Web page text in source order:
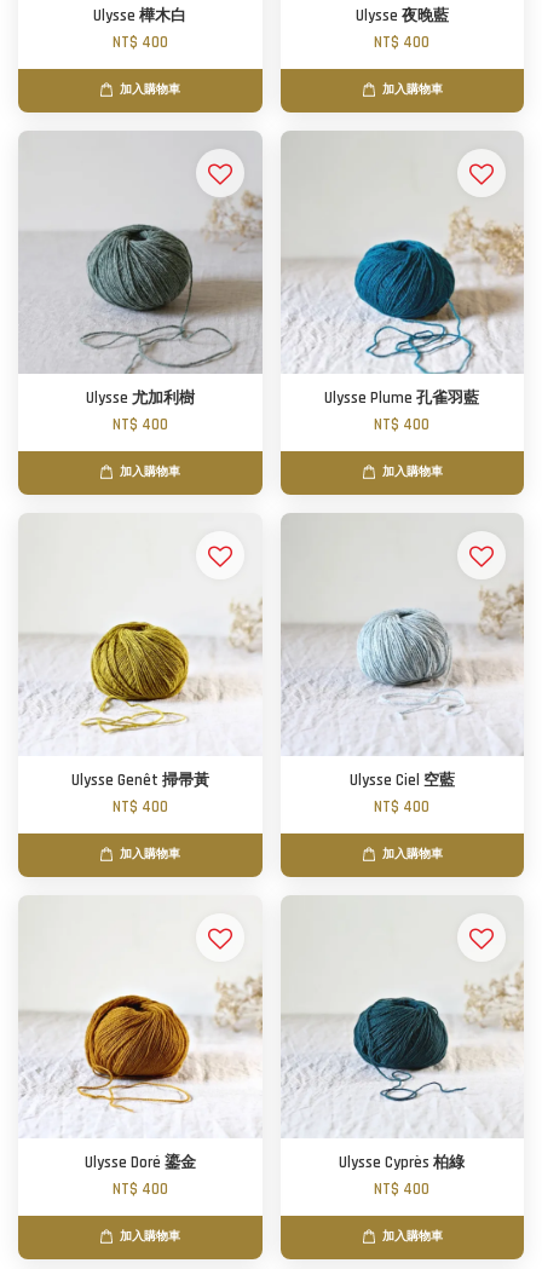
Ulysse 樺木白
NT$ 400
加入購物車
Ulysse 夜晚藍
NT$ 400
加入購物車
Ulysse 尤加利樹
NT$ 400
加入購物車
Ulysse Plume 孔雀羽藍
NT$ 400
加入購物車
Ulysse Genêt 掃帚黃
NT$ 400
加入購物車
Ulysse Ciel 空藍
NT$ 400
加入購物車
Ulysse Doré 鎏金
NT$ 400
加入購物車
Ulysse Cyprès 柏綠
NT$ 400
加入購物車